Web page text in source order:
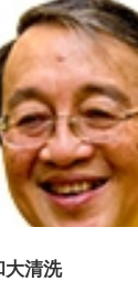
大清洗